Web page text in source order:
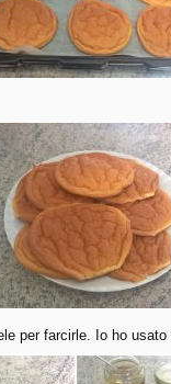
per farcirle. Io ho